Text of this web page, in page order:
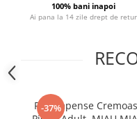
100% bani inapoi
Ai pana la 14 zile drept de retur
-37%
Recompense